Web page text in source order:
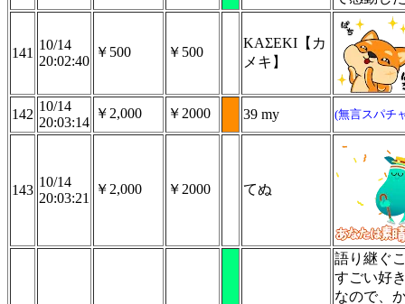
141
10/14
20:02:40
￥500 ￥500
KAΣEKI【カ
メキ】
142
10/14
20:03:14
￥2,000 ￥2000 39 my (無言スパチ
143
10/14
20:03:21
￥2,000 ￥2000 てぬ
語り継ぐ
すごい好
なので、